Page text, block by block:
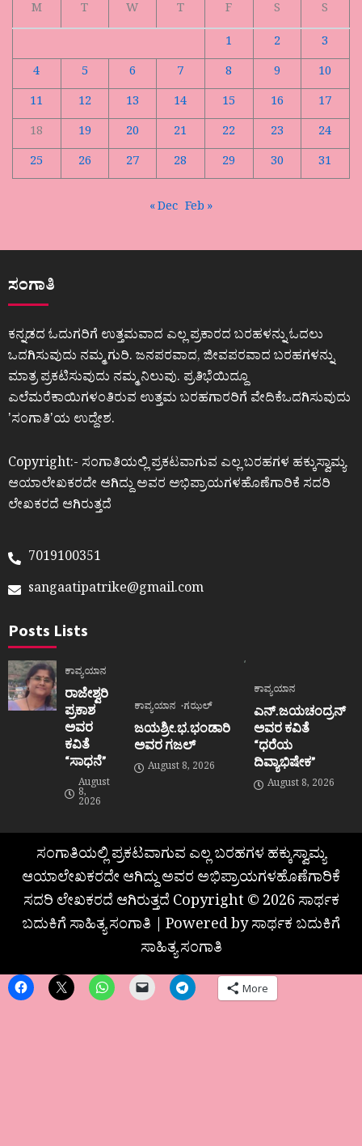
M
T W T F S
S
1
2
3
4
5 6 7 8 9
10
11
12 13 14 15 16
17
18
19 20 21 22 23
24
25
26 27 28 29 30 31
« Dec Feb »
ಸಂಗಾತಿ
ಕನ್ನಡದ ಓದುಗರಿಗೆ ಉತ್ತಮವಾದ ಎಲ್ಲ ಪ್ರಕಾರದ ಬರಹಳನ್ನು ಓದಲು
ಒದಗಿಸುವುದು ನಮ್ಮ ಗುರಿ. ಜನಪರವಾದ, ಜೀವಪರವಾದ ಬರಹಗಳನ್ನು
ಮಾತ್ರ ಪ್ರಕಟಿಸುವುದು ನಮ್ಮ ನಿಲುವು. ಪ್ರತಿಭೆಯಿದ್ದೂ
ಎಲೆಮರೆಕಾಯಿಗಳಂತಿರುವ ಉತ್ತಮ ಬರಹಗಾರರಿಗೆ ವೇದಿಕೆಒದಗಿಸುವುದು
ʼಸಂಗಾತಿʼಯ ಉದ್ದೇಶ.
Copyright:- ಸಂಗಾತಿಯಲ್ಲಿ ಪ್ರಕಟವಾಗುವ ಎಲ್ಲ ಬರಹಗಳ ಹಕ್ಕುಸ್ವಾಮ್ಯ
ಆಯಾಲೇಖಕರದೇ ಆಗಿದ್ದು ಅವರ ಅಭಿಪ್ರಾಯಗಳಹೊಣೆಗಾರಿಕೆ ಸದರಿ
ಲೇಖಕರದೆ ಆಗಿರುತ್ತದೆ
7019100351
sangaatipatrike@gmail.com
Posts Lists
ಕಾವ್ಯಯಾನ
ರಾಜೇಶ್ವರಿ
ಪ್ರಕಾಶ
ಅವರ
ಕವಿತೆ
“ಸಾಧನೆ”
August
8,
2026
ಕಾವ್ಯಯಾನ ಗಝಲ್
ಜಯಶ್ರೀ.ಭ.ಭಂಡಾರಿ
ಅವರ ಗಜಲ್
August 8, 2026
ಕಾವ್ಯಯಾನ
ಎನ್.ಜಯಚಂದ್ರನ್
ಅವರ ಕವಿತೆ
“ಧರೆಯ
ದಿವ್ಯಾಭಿಷೇಕ”
August 8, 2026
ಸಂಗಾತಿಯಲ್ಲಿ ಪ್ರಕಟವಾಗುವ ಎಲ್ಲ ಬರಹಗಳ ಹಕ್ಕುಸ್ವಾಮ್ಯ
ಆಯಾಲೇಖಕರದೇ ಆಗಿದ್ದು ಅವರ ಅಭಿಪ್ರಾಯಗಳಹೊಣೆಗಾರಿಕೆ
ಸದರಿ ಲೇಖಕರದೆ ಆಗಿರುತ್ತದೆ Copyright © 2026 ಸಾರ್ಥಕ
ಬದುಕಿಗೆ ಸಾಹಿತ್ಯ ಸಂಗಾತಿ | Powered by ಸಾರ್ಥಕ ಬದುಕಿಗೆ
ಸಾಹಿತ್ಯ ಸಂಗಾತಿ
More